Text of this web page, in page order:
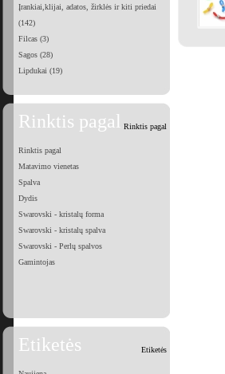
Įrankiai,klijai, adatos, žirklės ir kiti priedai
(142)
Filcas (3)
Sagos (28)
Lipdukai (19)
Rinktis pagal Rinktis pagal
Rinktis pagal
Matavimo vienetas
Spalva
Dydis
Swarovski - kristalų forma
Swarovski - kristalų spalva
Swarovski - Perlų spalvos
Gamintojas
Etiketės Etiketės